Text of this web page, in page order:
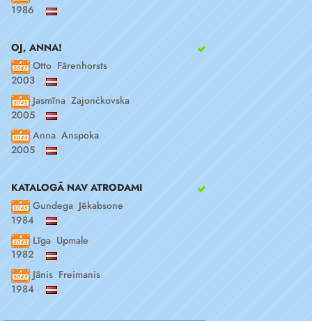
1986
OJ, ANNA!
Otto Fārenhorsts
2003
Jasmīna Zajončkovska
2005
Anna Anspoka
2005
KATALOGĀ NAV ATRODAMI
Gundega Jēkabsone
1984
Līga Upmale
1982
Jānis Freimanis
1984